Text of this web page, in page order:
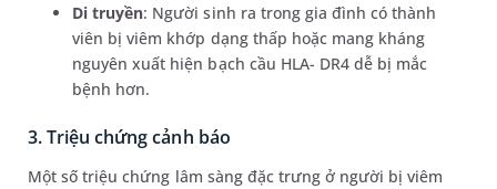
Di truyền: Người sinh ra trong gia đình có thành
viên bị viêm khớp dạng thấp hoặc mang kháng
nguyên xuất hiện bạch cầu HLA- DR4 dễ bị mắc
bệnh hơn.
3. Triệu chứng cảnh báo
Một số triệu chứng lâm sàng đặc trưng ở người bị viêm